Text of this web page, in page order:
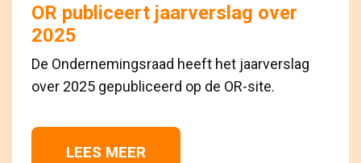
OR publiceert jaarverslag over
2025
De Ondernemingsraad heeft het jaarverslag
over 2025 gepubliceerd op de OR-site.
LEES MEER